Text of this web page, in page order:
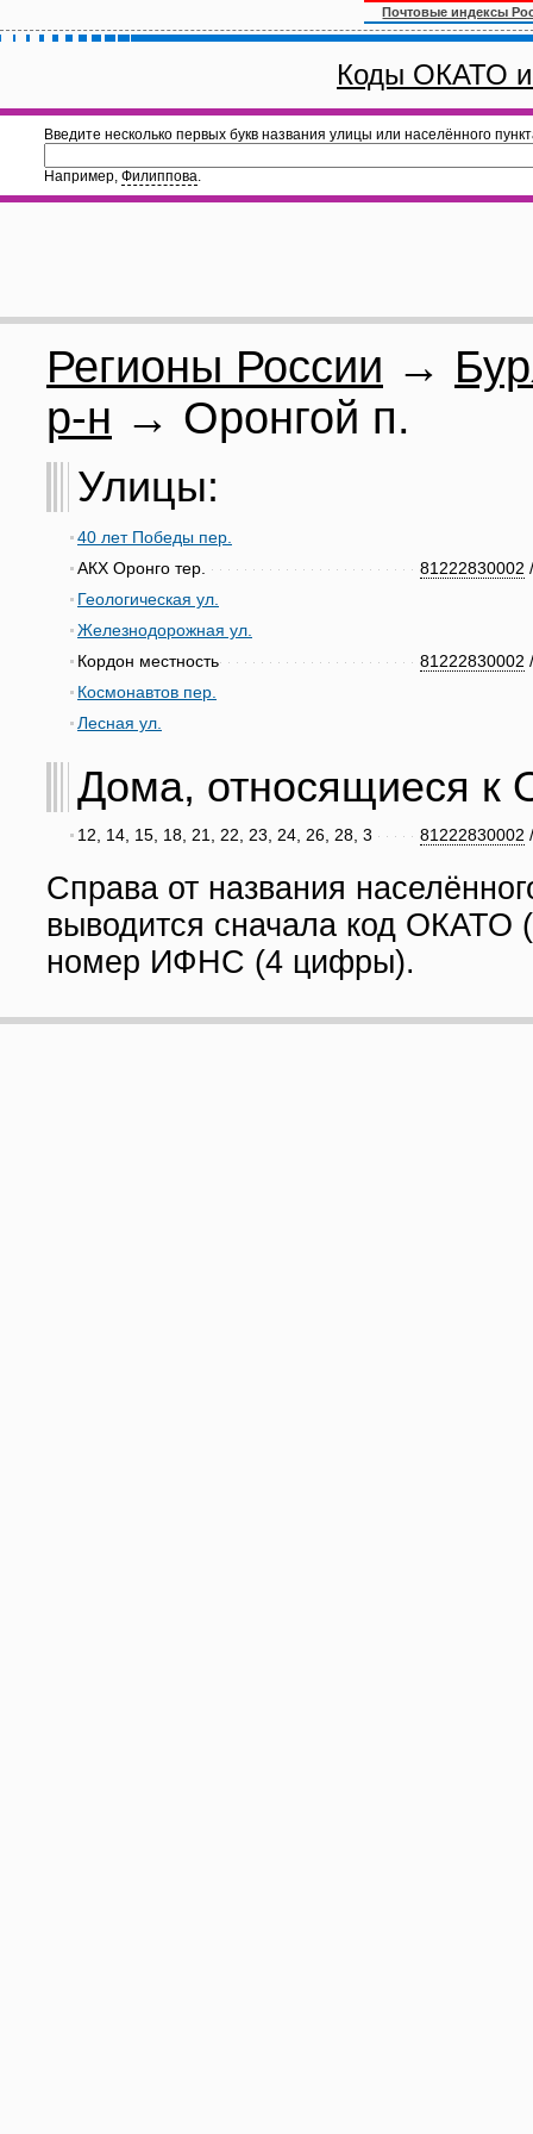
Почтовые индексы
Коды ОКАТО
Введите несколько первых букв названия улицы или населённого
Например, Филиппова.
Регионы России →
р-н → Оронгой п.
Улицы:
40 лет Победы пер.
81222830002
АКХ Оронго тер.
Геологическая ул.
Железнодорожная ул.
81222830002
Кордон местность
Космонавтов пер.
Лесная ул.
Дома, относящиеся к
81222830002
12, 14, 15, 18, 21, 22, 23, 24, 26, 28, 3
Справа от названия
выводится сначала код ОКАТО
номер ИФНС (4 цифры).